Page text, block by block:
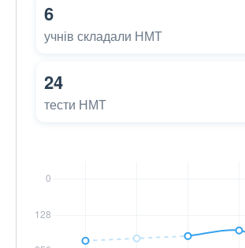
6
учнів складали НМТ
24
тести НМТ